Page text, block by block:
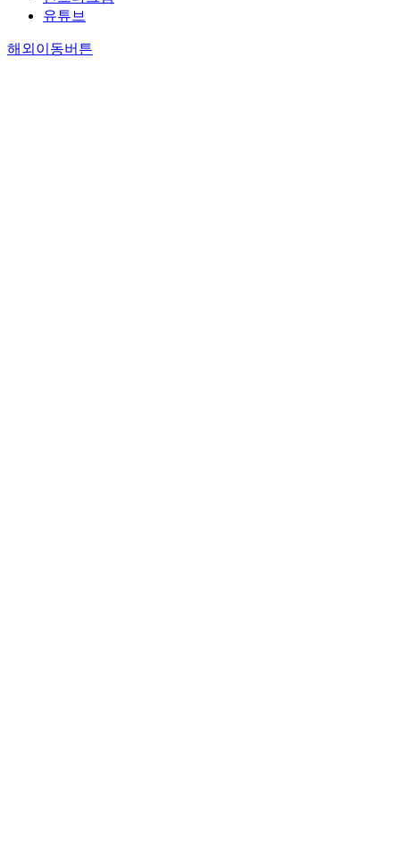
유튜브
해외이동버튼